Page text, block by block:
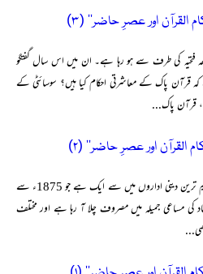
القرآن اور عصرِ حاضر‘‘ (۳)
فتحیہ کی طرف سے ہو رہا ہے۔ ان میں اس سال گفتگو
قرآن پاک کے معاشرتی احکام کیا ہیں؟ سوسائٹی کے
قرآن پاک...
القرآن اور عصرِ حاضر‘‘ (۲)
جامعہ فتحیہ اچھرہ لاہور ہمارے خطے کے قدیم ترین دینی اداروں میں سے ایک ہے جو 1875ء سے
کی مساعی جمیلہ میں مصروف چلا آ رہا ہے اور مختلف